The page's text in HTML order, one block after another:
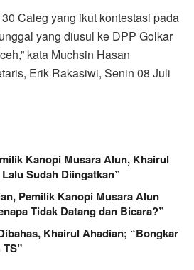
Caleg yang ikut kontestasi pada
yang diusul ke DPP Golkar
kata Muchsin Hasan
Erik Rakasiwi, Senin 08 Juli
Kanopi Musara Alun, Khairul
Sudah Diingatkan”
Pemilik Kanopi Musara Alun
Tidak Datang dan Bicara?”
Khairul Ahadian; “Bongkar